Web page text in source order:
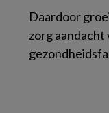
Daardoor
zorg aandacht